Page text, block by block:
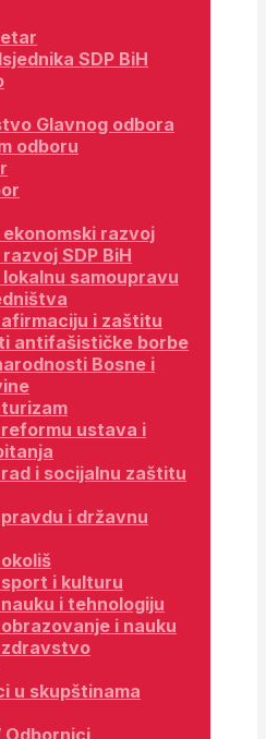
SDP BiH
Glavnog odbora
odboru
razvoj
SDP BiH
samoupravu
i zaštitu
antifašističke borbe
Bosne i
ustava i
i socijalnu zaštitu
i državnu
i kulturu
i tehnologiju
i nauku
zdravstvo
u skupštinama
Odbornici